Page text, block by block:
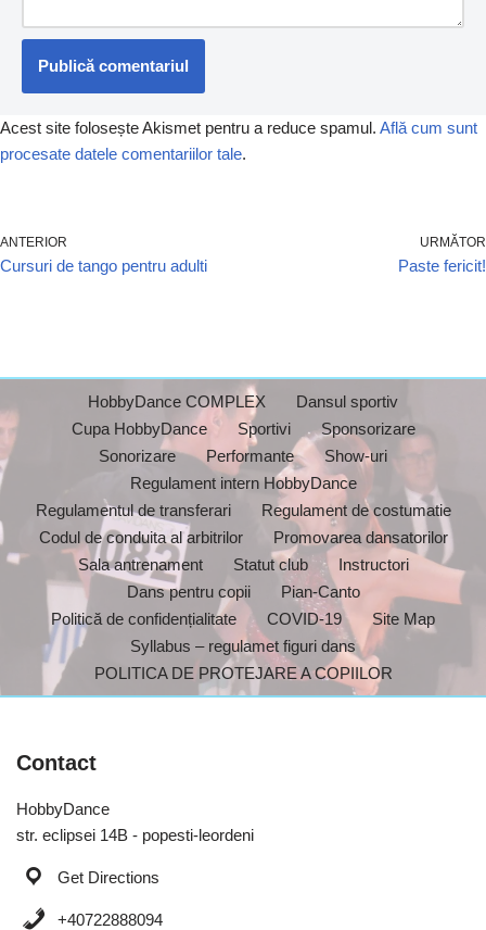
Acest site folosește Akismet pentru a reduce spamul. Află cum sunt
procesate datele comentariilor tale.
ANTERIOR
Cursuri de tango pentru adulti
URMĂTOR
Paste fericit!
HobbyDance COMPLEX
Dansul sportiv
Cupa HobbyDance
Sportivi
Sponsorizare
Sonorizare
Performante
Show-uri
Regulament intern HobbyDance
Regulamentul de transferari
Regulament de costumatie
Codul de conduita al arbitrilor
Promovarea dansatorilor
Sala antrenament
Statut club
Instructori
Dans pentru copii
Pian-Canto
Politică de confidențialitate
COVID-19
Site Map
Syllabus – regulamet figuri dans
POLITICA DE PROTEJARE A COPIILOR
Contact
HobbyDance
str. eclipsei 14B - popesti-leordeni
Get Directions
+40722888094